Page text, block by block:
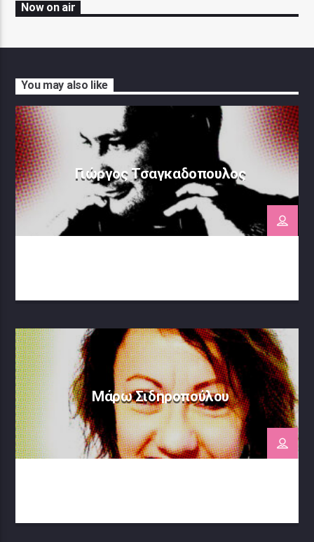
Now on air
You may also like
Γιώργος Τσαγκαδοπουλος
Μάρω Σιδηροπούλου